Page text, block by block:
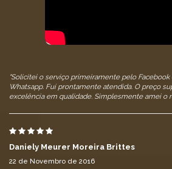
"Solicitei o serviço primeiramente pelo
Whatsapp. Fui prontamente atendida. O preço
excelência em qualidade. Simplesmente amei o
Daniely Meurer Moreira Brittes
22 de Novembro de 2016